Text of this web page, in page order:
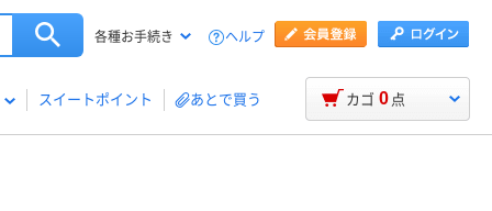
各種お手続き ヘルプ
スイートポイント あとで買う カゴ 0 点